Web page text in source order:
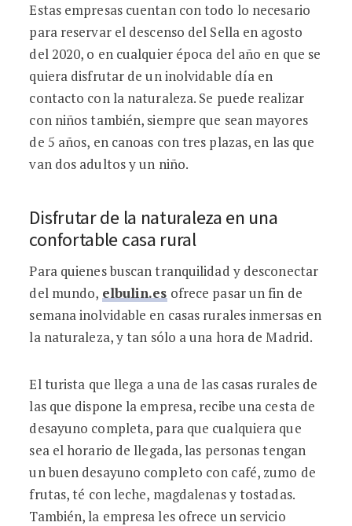
Estas empresas cuentan con todo lo necesario
para reservar el descenso del Sella en agosto
del 2020, o en cualquier época del año en que se
quiera disfrutar de un inolvidable día en
contacto con la naturaleza. Se puede realizar
con niños también, siempre que sean mayores
de 5 años, en canoas con tres plazas, en las que
van dos adultos y un niño.
Disfrutar de la naturaleza en una
confortable casa rural
Para quienes buscan tranquilidad y desconectar
del mundo, elbulin.es ofrece pasar un fin de
semana inolvidable en casas rurales inmersas en
la naturaleza, y tan sólo a una hora de Madrid.
El turista que llega a una de las casas rurales de
las que dispone la empresa, recibe una cesta de
desayuno completa, para que cualquiera que
sea el horario de llegada, las personas tengan
un buen desayuno completo con café, zumo de
frutas, té con leche, magdalenas y tostadas.
También, la empresa les ofrece un servicio